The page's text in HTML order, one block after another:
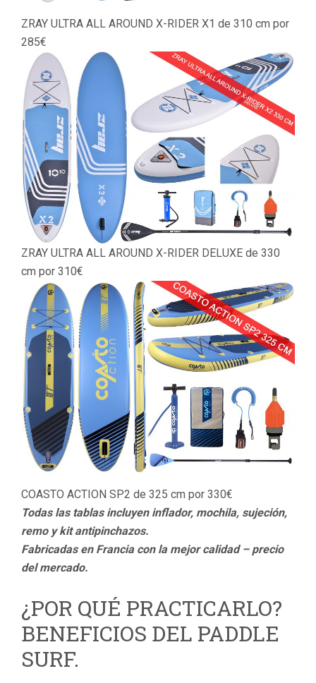
ZRAY ULTRA ALL AROUND X-RIDER X1 de 310 cm por
285€
ZRAY ULTRA ALL AROUND X-RIDER DELUXE de 330
cm por 310€
COASTO ACTION SP2 de 325 cm por 330€
Todas las tablas incluyen inflador, mochila, sujeción,
remo y kit antipinchazos.
Fabricadas en Francia con la mejor calidad – precio
del mercado.
¿POR QUÉ PRACTICARLO?
BENEFICIOS DEL PADDLE
SURF.